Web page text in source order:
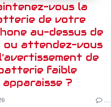
vous la
de votre
au-dessus de
ou attendez-vous
de
faible
apparaisse ?
…